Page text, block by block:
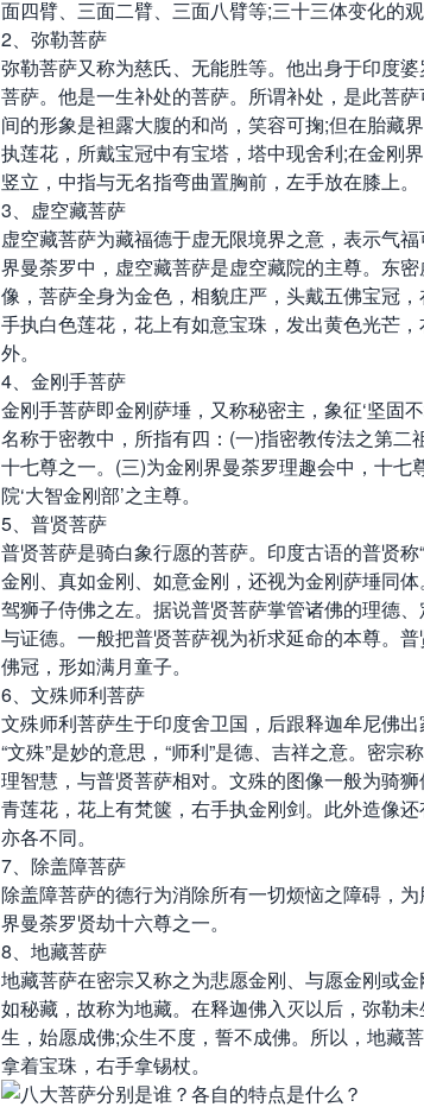
面四臂、三面二臂、三面八臂等;三十三体变化的
2、弥勒菩萨
弥勒菩萨又称为慈氏、无能胜等。他出身于印度
菩萨。他是一生补处的菩萨。所谓补处，是此菩
间的形象是袒露大腹的和尚，笑容可掬;但在胎藏
执莲花，所戴宝冠中有宝塔，塔中现舍利;在金刚
竖立，中指与无名指弯曲置胸前，左手放在膝上。
3、虚空藏菩萨
虚空藏菩萨为藏福德于虚无限境界之意，表示气
界曼荼罗中，虚空藏菩萨是虚空藏院的主尊。东
像，菩萨全身为金色，相貌庄严，头戴五佛宝冠
手执白色莲花，花上有如意宝珠，发出黄色光芒
外。
4、金刚手菩萨
金刚手菩萨即金刚萨埵，又称秘密主，象征‘坚固
名称于密教中，所指有四：(一)指密教传法之第
十七尊之一。(三)为金刚界曼荼罗理趣会中，十
院‘大智金刚部’之主尊。
5、普贤菩萨
普贤菩萨是骑白象行愿的菩萨。印度古语的普贤
金刚、真如金刚、如意金刚，还视为金刚萨埵同
驾狮子侍佛之左。据说普贤菩萨掌管诸佛的理德
与证德。一般把普贤菩萨视为祈求延命的本尊。
佛冠，形如满月童子。
6、文殊师利菩萨
文殊师利菩萨生于印度舍卫国，后跟释迦牟尼佛
“文殊”是妙的意思，“师利”是德、吉祥之意。密
理智慧，与普贤菩萨相对。文殊的图像一般为骑
青莲花，花上有梵箧，右手执金刚剑。此外造像
亦各不同。
7、除盖障菩萨
除盖障菩萨的德行为消除所有一切烦恼之障碍，
界曼荼罗贤劫十六尊之一。
8、地藏菩萨
地藏菩萨在密宗又称之为悲愿金刚、与愿金刚或
如秘藏，故称为地藏。在释迦佛入灭以后，弥勒
生，始愿成佛;众生不度，誓不成佛。所以，地藏
拿着宝珠，右手拿锡杖。